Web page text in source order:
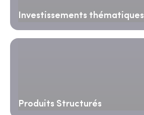
Investissements thématiques
Produits Structurés